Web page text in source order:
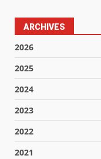
ARCHIVES
2026
2025
2024
2023
2022
2021